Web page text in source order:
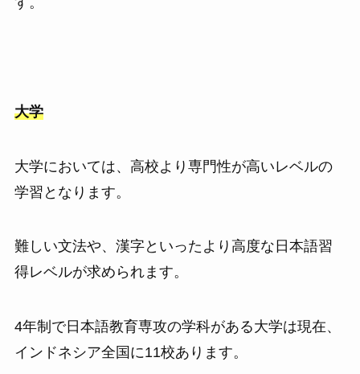
大学
大学においては、高校より専門性が高いレベルの
学習となります。
難しい文法や、漢字といったより高度な日本語習
得レベルが求められます。
4年制で日本語教育専攻の学科がある大学は現在、
インドネシア全国に11校あります。